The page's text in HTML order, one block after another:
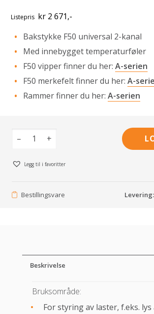
Listepris kr 2 671,-
Bakstykke F50 universal 2-kanal
Med innebygget temperaturføler
F50 vipper finner du her: A-serien
F50 merkefelt finner du her: A-
Rammer finner du her: A-serien
– +
Legg til i favoritter
Bestillingsvare Levering:
Beskrivelse
Bruksområde:
For styring av laster, f.eks. lys